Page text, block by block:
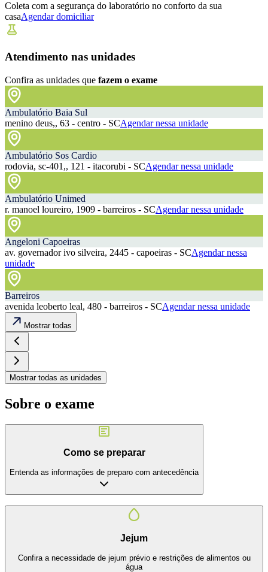
Coleta com a segurança do laboratório no conforto da sua
casaAgendar domiciliar
Atendimento nas unidades
Confira as unidades que fazem o exame
Ambulatório Baia Sul
menino deus,, 63 - centro - SCAgendar nessa unidade
Ambulatório Sos Cardio
rodovia, sc-401,, 121 - itacorubi - SCAgendar nessa unidade
Ambulatório Unimed
r. manoel loureiro, 1909 - barreiros - SCAgendar nessa unidade
Angeloni Capoeiras
av. governador ivo silveira, 2445 - capoeiras - SCAgendar nessa
unidade
Barreiros
avenida leoberto leal, 480 - barreiros - SCAgendar nessa unidade
Mostrar todas
Mostrar todas as unidades
Sobre o exame
Como se preparar
Entenda as informações de preparo com antecedência
Jejum
Confira a necessidade de jejum prévio e restrições de alimentos ou
água